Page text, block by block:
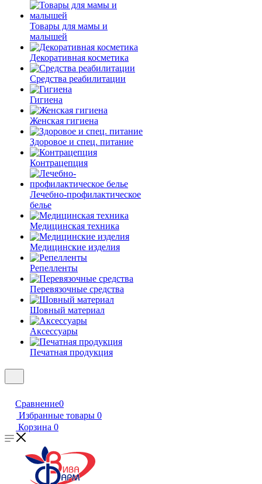
Товары для мамы и
малышей
Декоративная косметика
Средства реабилитации
Гигиена
Женская гигиена
Здоровое и спец. питание
Контрацепция
Лечебно-профилактическое
белье
Медицинская техника
Медицинские изделия
Репелленты
Перевязочные средства
Шовный материал
Аксессуары
Печатная продукция
Сравнение0
Избранные товары 0
Корзина 0